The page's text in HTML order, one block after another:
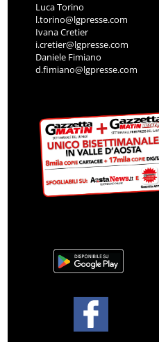
Luca Torino
l.torino@lgpresse.com
Ivana Cretier
i.cretier@lgpresse.com
Daniele Fimiano
d.fimiano@lgpresse.com